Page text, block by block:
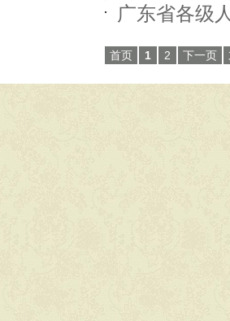
广东省各级
首页 1 2 下一页